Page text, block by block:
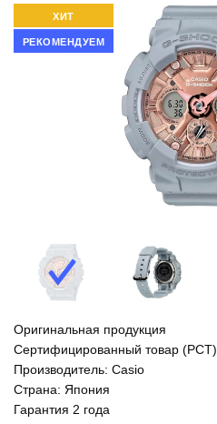
ХИТ
РЕКОМЕНДУЕМ
Оригинальная продукция
Сертифицированный товар (РСТ)
Производитель: Casio
Страна: Япония
Гарантия 2 года